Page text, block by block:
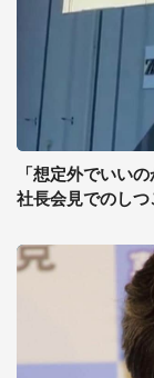
「想定外でいい
社長会見でのし